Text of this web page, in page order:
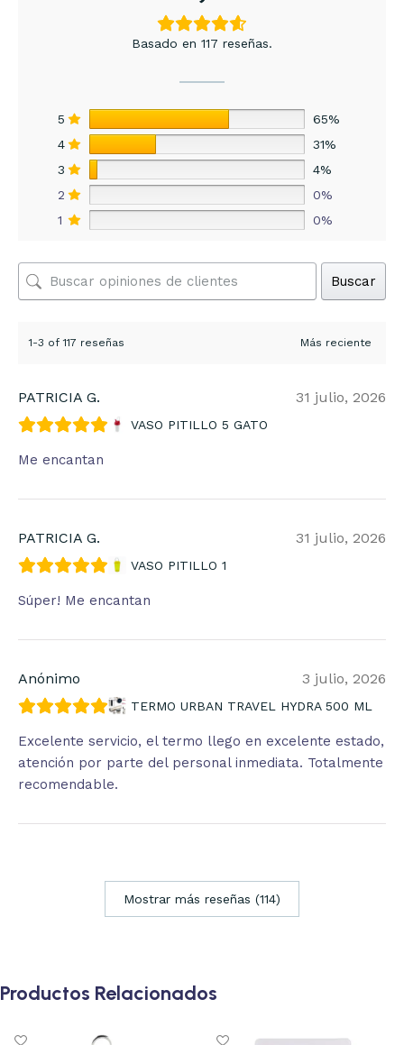
Basado en 117 reseñas.
5
65%
4
31%
3
4%
2
0%
1
0%
Buscar
1-3 of 117 reseñas
PATRICIA G. 31 julio, 2026
VASO PITILLO 5 GATO
Me encantan
PATRICIA G. 31 julio, 2026
VASO PITILLO 1
Súper! Me encantan
Anónimo 3 julio, 2026
TERMO URBAN TRAVEL HYDRA 500 ML
Excelente servicio, el termo llego en excelente estado,
atención por parte del personal inmediata. Totalmente
recomendable.
Mostrar más reseñas (114)
Productos Relacionados